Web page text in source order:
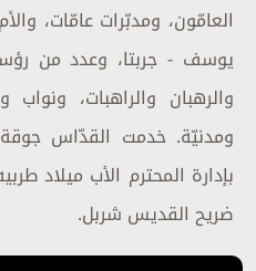
العامّون، ومدبّرات عامّات،
يوسف - جربتا، وعدد من
والرهبان والراهبات،
ومدنيّة. خدمت القدّاس جوقة
بإدارة المحترم الأب ميلاد
ضريح القديس شربل.